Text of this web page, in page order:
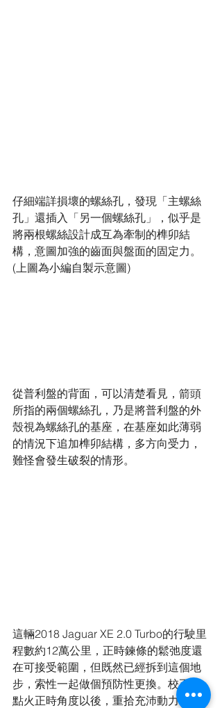
仔細端詳損壞的螺絲孔，發現「主螺絲
孔」還插入「另一個螺絲孔」，似乎是
將兩根螺絲設計成互為牽制的榫卯結
構，意圖加強的齒面與盤面的固定力。
(上圖為小編自製示意圖)
從普利盤的背面，可以清楚看見，箭頭
所指的兩個螺絲孔，乃是將普利盤的外
殼視為螺絲孔的基座，在基座如此薄弱
的情況下追加榫卯結構，多方向受力，
難怪會發生破裂的情形。
這輛2018 Jaguar XE 2.0 Turbo的行駛里
程數約12萬公里，正時鍊條的鬆弛度還
在可接受範圍，但既然已經拆到這個地
步，索性一起做個預防性更換。校正完
點火正時角度以後，重拾充沛動力。